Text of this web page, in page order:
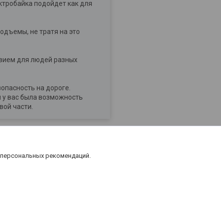
подойдет как для
не тратя на это
для людей разных
на дороге.
вас была возможность
части.
рекомендаций.